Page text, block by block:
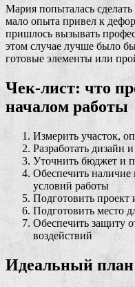
Мария попыталась
мало опыта привел к
пришлось вызывать
этом случае лучше было
готовые элементы или
Чек-лист: что
началом работы
Измерить участок,
Разработать дизайн
Уточнить бюджет и
Обеспечить наличие
условий работы
Подготовить проект
Подготовить место
Обеспечить защиту
воздействий
Идеальный план